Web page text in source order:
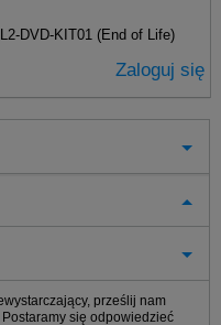
DVD-KIT01 (End of Life)
Zaloguj się
prześlij nam
się odpowiedzieć